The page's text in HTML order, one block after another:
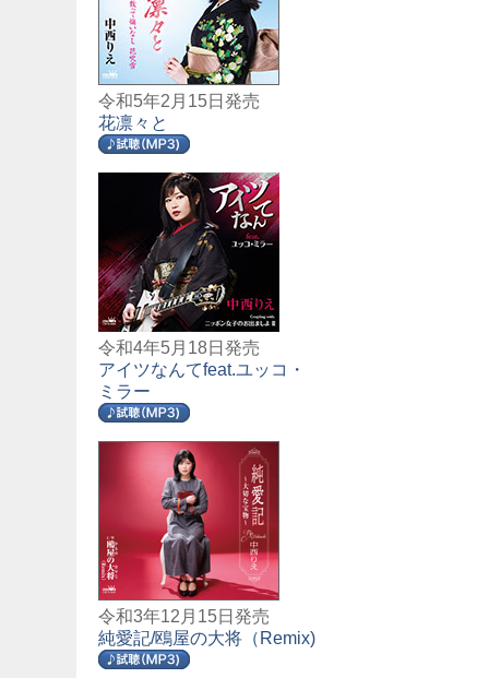
令和5年2月15日発売
花凛々と
令和4年5月18日発売
アイツなんてfeat.ユッコ・
ミラー
令和3年12月15日発売
純愛記/鴎屋の大将（Remix)